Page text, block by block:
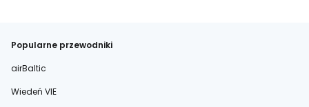
Popularne przewodniki
airBaltic
Wiedeń VIE